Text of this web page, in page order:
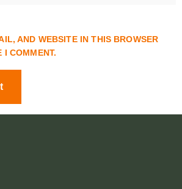
AND WEBSITE IN THIS BROWSER
I COMMENT.